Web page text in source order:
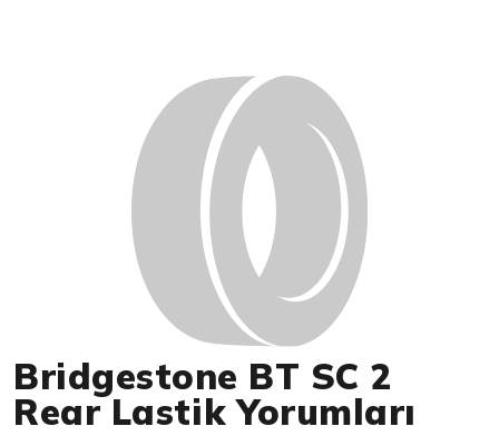
Bridgestone BT SC 2
Rear Lastik Yorumları